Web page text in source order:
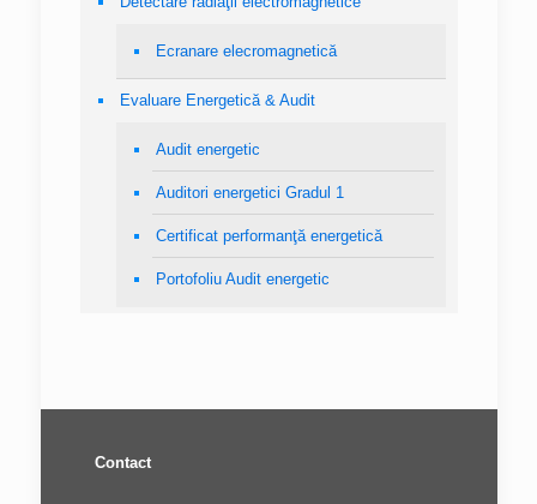
Ecranare elecromagnetică
Evaluare Energetică & Audit
Audit energetic
Auditori energetici Gradul 1
Certificat performanţă energetică
Portofoliu Audit energetic
Contact